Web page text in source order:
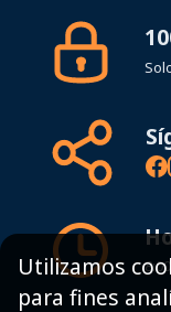
Utilizamos
para fines